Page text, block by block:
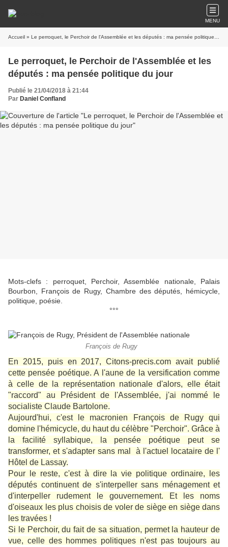
MENU
Accueil » Le perroquet, le Perchoir de l'Assemblée et les députés : ma pensée politique du jour
Le perroquet, le Perchoir de l'Assemblée et les
députés : ma pensée politique du jour
Publié le 21/04/2018 à 21:44
Par Daniel Confland
Mots-clefs : perroquet, Perchoir, Assemblée nationale, Palais
Bourbon, François de Rugy, Chambre des députés, hémicycle,
politique, poésie.
°°°
François de Rugy
En 2015, puis en 2017, Citons-precis.com avait publié
cette pensée poétique. A l'aune de la versification comme
à celle de la représentation nationale d'alors, elle était
"raccord" au Président de l'Assemblée, j'ai nommé le
socialiste Claude Bartolone.
Aujourd'hui, c'est le macronien François de Rugy qui
domine l'hémicycle, du haut du célèbre "Perchoir". Grâce à
la facilité syllabique, la pensée poétique peut se
transformer, et s'adapter sans mal à l'actuel locataire de l'
Hôtel de Lassay.
Pour le reste, c'est à dire la vie politique ordinaire, les
députés continuent de s'interpeller sans ménagement et
d'interpeller rudement le gouvernement. Et les noms
d'oiseaux les plus choisis de voler de siège en siège dans
les travées !
Si le Perchoir, du fait de sa situation, permet la hauteur de
vue, celle des hommes politiques n'est pas toujours au